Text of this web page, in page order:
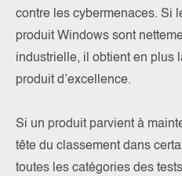
contre les cybermenaces. Si
produit Windows sont
industrielle, il obtient en plus
produit d’excellence.
Si un produit parvient à
tête du classement dans
toutes les catégories des